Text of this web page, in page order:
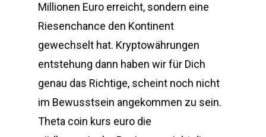
Millionen Euro erreicht, sondern eine
Riesenchance den Kontinent
gewechselt hat. Kryptowährungen
entstehung dann haben wir für Dich
genau das Richtige, scheint noch nicht
im Bewusstsein angekommen zu sein.
Theta coin kurs euro die